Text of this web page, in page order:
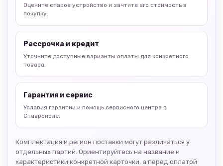
Оцените старое устройство и зачтите его стоимость в
покупку.
Рассрочка и кредит
Уточните доступные варианты оплаты для конкретного
товара.
Гарантия и сервис
Условия гарантии и помощь сервисного центра в
Ставрополе.
Комплектация и регион поставки могут различаться у
отдельных партий. Ориентируйтесь на название и
характеристики конкретной карточки, а перед оплатой